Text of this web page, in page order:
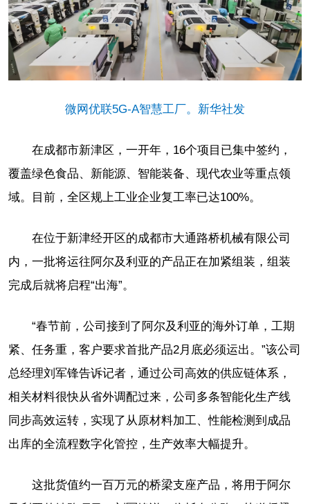
微网优联5G-A智慧工厂。新华社发
在成都市新津区，一开年，16个项目已集中签约，
覆盖绿色食品、新能源、智能装备、现代农业等重点领
域。目前，全区规上工业企业复工率已达100%。
在位于新津经开区的成都市大通路桥机械有限公司
内，一批将运往阿尔及利亚的产品正在加紧组装，组装
完成后就将启程“出海”。
“春节前，公司接到了阿尔及利亚的海外订单，工期
紧、任务重，客户要求首批产品2月底必须运出。”该公司
总经理刘军锋告诉记者，通过公司高效的供应链体系，
相关材料很快从省外调配过来，公司多条智能化生产线
同步高效运转，实现了从原材料加工、性能检测到成品
出库的全流程数字化管控，生产效率大幅提升。
这批货值约一百万元的桥梁支座产品，将用于阿尔